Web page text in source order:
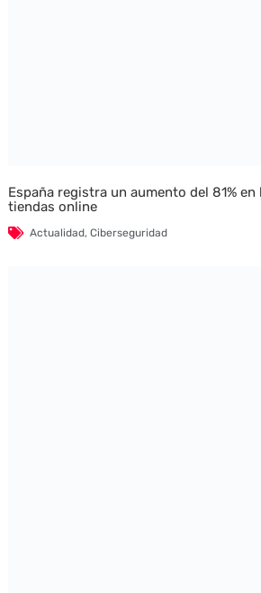
España registra un aumento del 81%
tiendas online
Actualidad, Ciberseguridad